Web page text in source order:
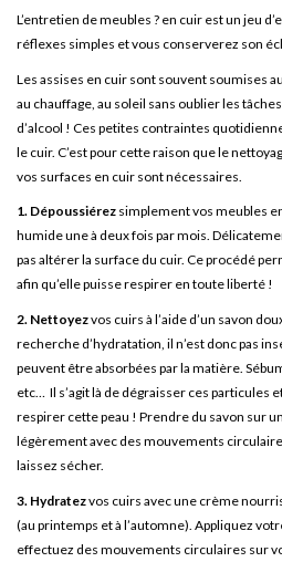
L’entretien de meubles ? en cuir est un jeu
réflexes simples et vous conserverez son
Les assises en cuir sont souvent soumises
au chauffage, au soleil sans oublier les
d’alcool ! Ces petites contraintes
le cuir. C’est pour cette raison que le
vos surfaces en cuir sont nécessaires.
1. Dépoussiérez simplement vos meubles
humide une à deux fois par mois.
pas altérer la surface du cuir. Ce procédé
afin qu’elle puisse respirer en toute liberté !
2. Nettoyezvos cuirs à l’aide d’un savon
recherche d’hydratation, il n’est donc pas
peuvent être absorbées par la matière.
etc… Il s’agit là de dégraisser ces particules
respirer cette peau ! Prendre du savon sur
légèrement avec des mouvements
laissez sécher.
3. Hydratezvos cuirs avec une crème
(au printemps et à l’automne). Appliquez
effectuez des mouvements circulaires sur